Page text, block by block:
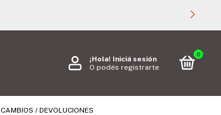
¡Hola! Iniciá sesión
O podés registrarte
0
CAMBIOS / DEVOLUCIONES